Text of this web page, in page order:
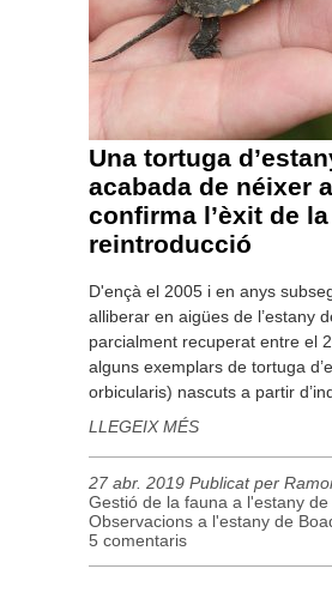
Una tortuga
acabada de néixer
confirma l’èxit de la
reintroducció
D'ençà el 2005 i en anys
alliberar en aigües de l’estany
parcialment recuperat entre el
alguns exemplars de tortuga
orbicularis) nascuts a partir
LLEGEIX MÉS
27 abr. 2019 Publicat per
Gestió de la fauna a l'estany de
Observacions a l'estany de
5 comentaris